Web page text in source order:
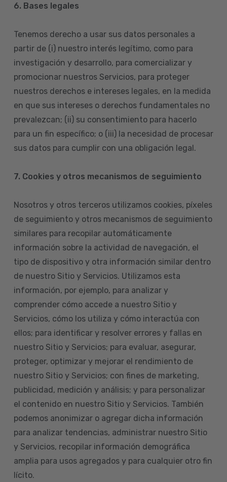
6. Bases legales
Tenemos derecho a usar sus datos personales a
partir de (i) nuestro interés legítimo, como para
investigación y desarrollo, para comercializar y
promocionar nuestros Servicios, para proteger
nuestros derechos e intereses legales, en la medida
en que sus intereses o derechos fundamentales no
prevalezcan; (ii) su consentimiento para hacerlo
para un fin específico; o (iii) la necesidad de procesar
sus datos para cumplir con una obligación legal.
7. Cookies y otros mecanismos de seguimiento
Nosotros y otros terceros utilizamos cookies, píxeles
de seguimiento y otros mecanismos de seguimiento
similares para recopilar automáticamente
información sobre la actividad de navegación, el
tipo de dispositivo y otra información similar dentro
de nuestro Sitio y Servicios. Utilizamos esta
información, por ejemplo, para analizar y
comprender cómo accede a nuestro Sitio y
Servicios, cómo los utiliza y cómo interactúa con
ellos; para identificar y resolver errores y fallas en
nuestro Sitio y Servicios; para evaluar, asegurar,
proteger, optimizar y mejorar el rendimiento de
nuestro Sitio y Servicios; con fines de marketing,
publicidad, medición y análisis; y para personalizar
el contenido en nuestro Sitio y Servicios. También
podemos anonimizar o agregar dicha información
para analizar tendencias, administrar nuestro Sitio
y Servicios, recopilar información demográfica
amplia para usos agregados y para cualquier otro fin
lícito.